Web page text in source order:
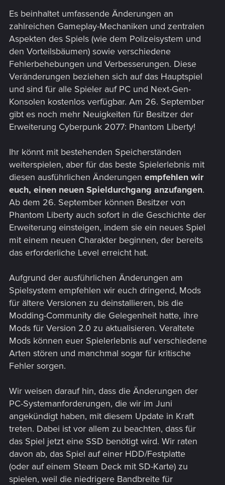
Es beinhaltet umfassende Änderungen an
zahlreichen Gameplay-Mechaniken und zentralen
Aspekten des Spiels (wie dem Polizeisystem und
den Vorteilsbäumen) sowie verschiedene
Fehlerbehebungen und Verbesserungen. Diese
Veränderungen beziehen sich auf das Hauptspiel
und sind für alle Spieler auf PC und Next-Gen-
Konsolen kostenlos verfügbar. Am 26. September
gibt es noch mehr Neuigkeiten für Besitzer der
Erweiterung Cyberpunk 2077: Phantom Liberty!
Ihr könnt mit bestehenden Speicherständen
weiterspielen, aber für das beste Spielerlebnis mit
diesen ausführlichen Änderungen empfehlen wir
euch, einen neuen Spieldurchgang anzufangen.
Ab dem 26. September können Besitzer von
Phantom Liberty auch sofort in die Geschichte der
Erweiterung einsteigen, indem sie ein neues Spiel
mit einem neuen Charakter beginnen, der bereits
das erforderliche Level erreicht hat.
Aufgrund der ausführlichen Änderungen am
Spielsystem empfehlen wir euch dringend, Mods
für ältere Versionen zu deinstallieren, bis die
Modding-Community die Gelegenheit hatte, ihre
Mods für Version 2.0 zu aktualisieren. Veraltete
Mods können euer Spielerlebnis auf verschiedene
Arten stören und manchmal sogar für kritische
Fehler sorgen.
Wir weisen darauf hin, dass die Änderungen der
PC-Systemanforderungen, die wir im Juni
angekündigt haben, mit diesem Update in Kraft
treten. Dabei ist vor allem zu beachten, dass für
das Spiel jetzt eine SSD benötigt wird. Wir raten
davon ab, das Spiel auf einer HDD/Festplatte
(oder auf einem Steam Deck mit SD-Karte) zu
spielen, weil die niedrigere Bandbreite für